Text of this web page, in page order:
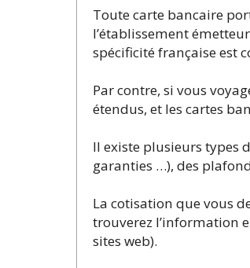
Toute carte bancaire
l’établissement
spécificité française est
Par contre, si vous
étendus, et les cartes
Il existe plusieurs types
garanties …), des
La cotisation que vous
trouverez l’information
sites web).